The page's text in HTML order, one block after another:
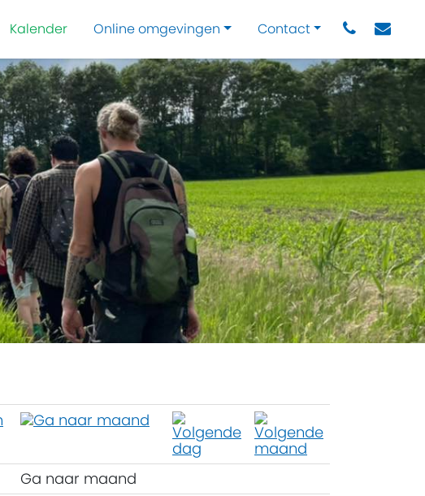
Kalender Online omgevingen Contact
Ga naar maand